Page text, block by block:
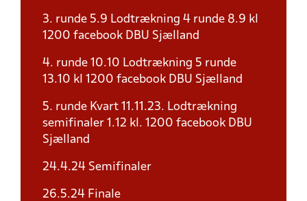
3. runde 5.9 Lodtrækning 4 runde 8.9 kl
1200 facebook DBU Sjælland
4. runde 10.10 Lodtrækning 5 runde
13.10 kl 1200 facebook DBU Sjælland
5. runde Kvart 11.11.23. Lodtrækning
semifinaler 1.12 kl. 1200 facebook DBU
Sjælland
24.4.24 Semifinaler
26.5.24 Finale